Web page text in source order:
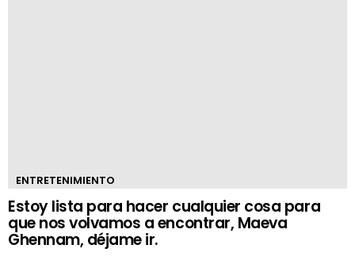
ENTRETENIMIENTO
Estoy lista para hacer cualquier cosa para
que nos volvamos a encontrar, Maeva
Ghennam, déjame ir.